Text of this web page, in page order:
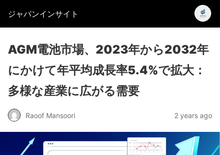
ジャパンインサイト
AGM電池市場、2023年から2032年
にかけて年平均成長率5.4%で拡大：
多様な産業に広がる需要
Raoof Mansoori 2 years ago